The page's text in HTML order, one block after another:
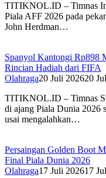
TITIKNOL.ID – Timnas
Piala AFF 2026 pada
John Herdman…
Spanyol Kantongi Rp898
Rincian Hadiah dari FIFA‎
Olahraga20 Juli 202620
TITIKNOL.ID – Timnas
di ajang Piala Dunia 2026
usai mengalahkan…
Persaingan Golden Boot
Final Piala Dunia 2026‎
Olahraga17 Juli 202617